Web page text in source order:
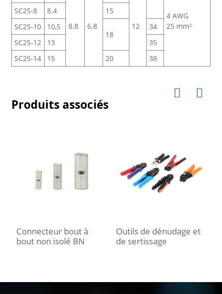
8.8 6.8 12
4 AWG
25 mm²
SC25-8
8.4
15
SC25-10
10,5
18
34
SC25-12
13
35
SC25-14
15 20 38
Produits associés
Connecteur bout à
bout non isolé BN
Outils de dénudage et
de sertissage